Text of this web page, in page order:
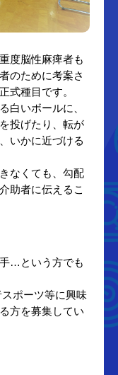
度脳性麻痺者も
のために考案さ
式種目です。
白いボールに、
投げたり、転が
いかに近づける
なくても、勾配
助者に伝えるこ
…という方でも
ポーツ等に興味
方を募集してい